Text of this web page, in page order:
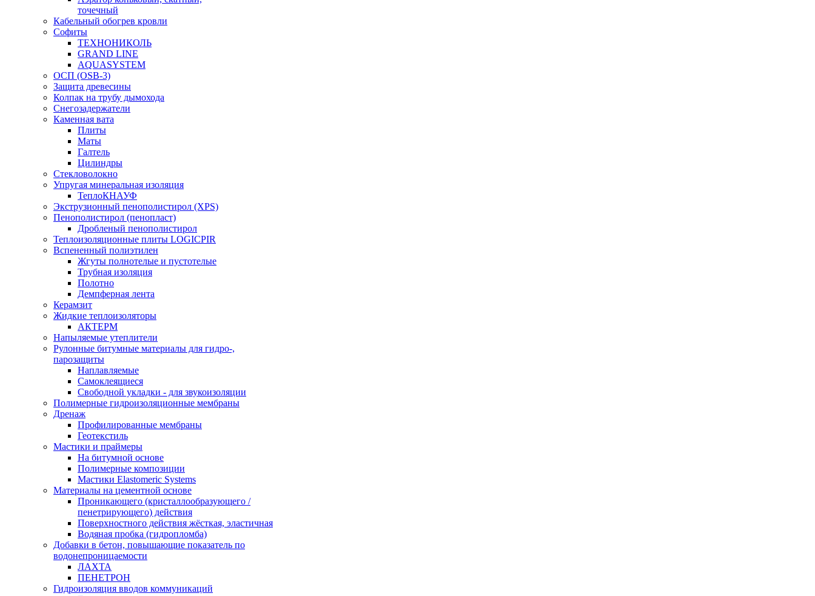
точечный
Кабельный обогрев кровли
Софиты
ТЕХНОНИКОЛЬ
GRAND LINE
AQUASYSTEM
ОСП (OSB-3)
Защита древесины
Колпак на трубу дымохода
Снегозадержатели
Каменная вата
Плиты
Маты
Галтель
Цилиндры
Стекловолокно
Упругая минеральная изоляция
ТеплоКНАУФ
Экструзионный пенополистирол (XPS)
Пенополистирол (пенопласт)
Дробленый пенополистирол
Теплоизоляционные плиты LOGICPIR
Вспененный полиэтилен
Жгуты полнотелые и пустотелые
Трубная изоляция
Полотно
Демпферная лента
Керамзит
Жидкие теплоизоляторы
АКТЕРМ
Напыляемые утеплители
Рулонные битумные материалы для гидро-,
парозащиты
Наплавляемые
Самоклеящиеся
Свободной укладки - для звукоизоляции
Полимерные гидроизоляционные мембраны
Дренаж
Профилированные мембраны
Геотекстиль
Мастики и праймеры
На битумной основе
Полимерные композиции
Мастики Elastomeric Systems
Материалы на цементной основе
Проникающего (кристаллообразующего /
пенетрирующего) действия
Поверхностного действия жёсткая, эластичная
Водяная пробка (гидропломба)
Добавки в бетон, повышающие показатель по
водонепроницаемости
ЛАХТА
ПЕНЕТРОН
Гидроизоляция вводов коммуникаций